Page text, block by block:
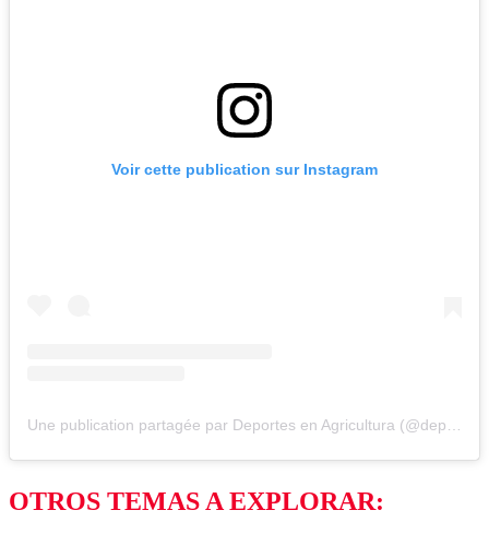
Voir cette publication sur Instagram
OTROS TEMAS A EXPLORAR: